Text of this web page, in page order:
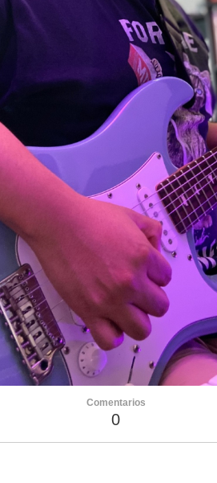
Comentarios
0